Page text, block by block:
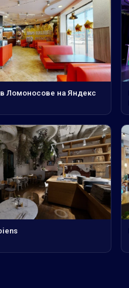
Ломоносове на Яндекс